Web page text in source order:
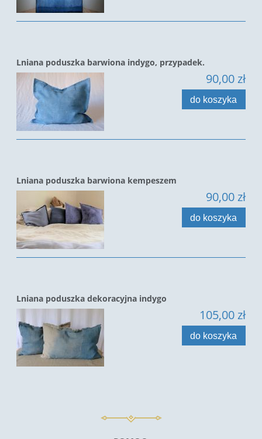
Lniana poduszka barwiona indygo, przypadek.
90,00 zł
do koszyka
Lniana poduszka barwiona kempeszem
90,00 zł
do koszyka
Lniana poduszka dekoracyjna indygo
105,00 zł
do koszyka